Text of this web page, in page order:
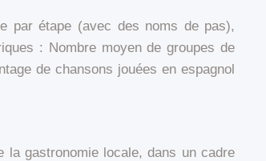
par étape (avec des noms de pas),
: Nombre moyen de groupes de
de chansons jouées en espagnol
gastronomie locale, dans un cadre